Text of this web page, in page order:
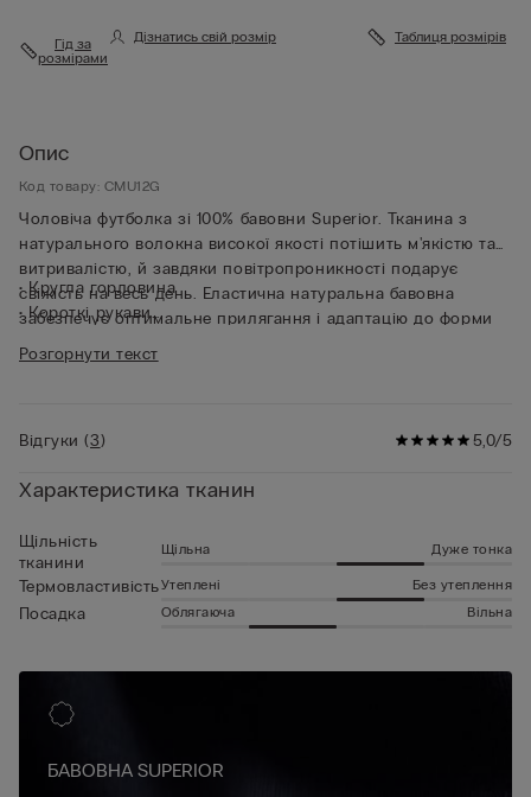
Гід за
розмірами
Дізнатись свій розмір Таблиця розмірів
Опис
Код товару: CMU12G
Чоловіча футболка зі 100% бавовни Superior. Тканина з
натурального волокна високої якості потішить м'якістю та
витривалістю, й завдяки повітропроникності подарує
свіжість на весь день. Еластична натуральна бавовна
забезпечує оптимальне прилягання і адаптацію до форми
тіла, гарантуючи повсякчасну свободу рухів. Ця бавовняна
футболка з короткими рукавами надзвичайно проста й
• Кругла горловина
• Короткі рукави
• Зріст моделі 185 см, розмір L
Розгорнути текст
5,0/5
Відгуки(3)
Характеристика тканин
Щільність
тканини
Щільна Дуже тонка
ТермовластивістьУтеплені Без утеплення
Посадка Облягаюча Вільна
БАВОВНА SUPERIOR